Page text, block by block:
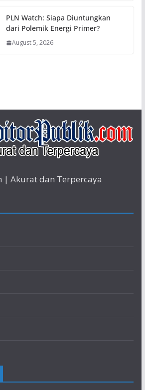
PLN Watch: Siapa Diuntungkan
dari Polemik Energi Primer?
August 5, 2026
| Akurat dan Terpercaya